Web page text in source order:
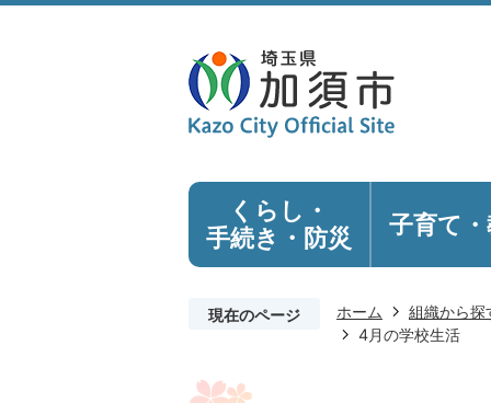
くらし・
手続き ・防災 子育て
現在のページ ホーム
組織から探
4月の学校生活